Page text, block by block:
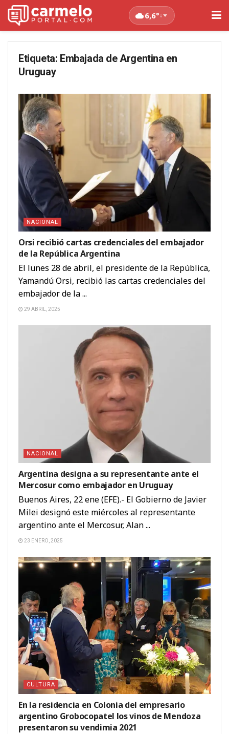
6,6°↓
Etiqueta: Embajada de Argentina en
Uruguay
NACIONAL
Orsi recibió cartas credenciales del embajador
de la República Argentina
El lunes 28 de abril, el presidente de la República,
Yamandú Orsi, recibió las cartas credenciales del
embajador de la ...
29 ABRIL, 2025
NACIONAL
Argentina designa a su representante ante el
Mercosur como embajador en Uruguay
Buenos Aires, 22 ene (EFE).- El Gobierno de Javier
Milei designó este miércoles al representante
argentino ante el Mercosur, Alan ...
23 ENERO, 2025
CULTURA
En la residencia en Colonia del empresario
argentino Grobocopatel los vinos de Mendoza
presentaron su vendimia 2021